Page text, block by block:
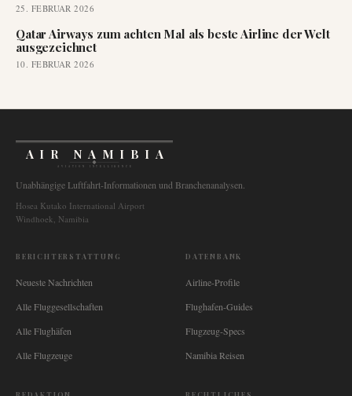
25. FEBRUAR 2026
Qatar Airways zum achten Mal als beste Airline der Welt
ausgezeichnet
10. FEBRUAR 2026
AIR NAMIBIA
AVIATION INTELLIGENCE
Unabhängige Luftfahrt-Informationen und Branchenanalysen.
Hosea Kutako International Airport
Windhoek, Namibia
BERICHTERSTATTUNG
Neueste Nachrichten
Alle Fluggesellschaften
Alle Flughäfen
Alle Flugzeuge
DATENBANK
Airline-Profile
Flughafen-Guides
Flugzeug-Specs
Namibia Reisen